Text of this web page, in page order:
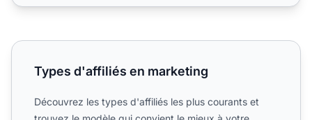
Types d'affiliés en marketing
Types d'affiliés en marketing
Découvrez les types d'affiliés les plus courants et